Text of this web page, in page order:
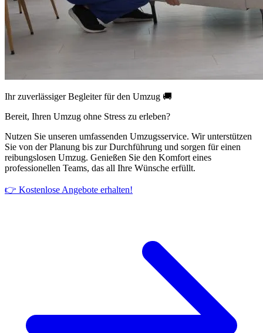
Ihr zuverlässiger Begleiter für den Umzug 🚚
Bereit, Ihren Umzug ohne Stress zu erleben?
Nutzen Sie unseren umfassenden Umzugsservice. Wir unterstützen
Sie von der Planung bis zur Durchführung und sorgen für einen
reibungslosen Umzug. Genießen Sie den Komfort eines
professionellen Teams, das all Ihre Wünsche erfüllt.
👉 Kostenlose Angebote erhalten!